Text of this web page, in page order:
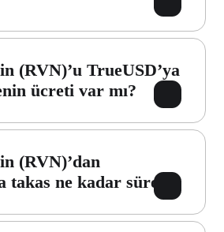
(RVN)’u TrueUSD’ya
ücreti var mı?
(RVN)’dan
takas ne kadar sürer?